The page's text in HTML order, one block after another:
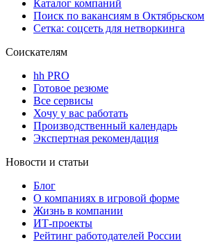
Каталог компаний
Поиск по вакансиям в Октябрьском
Сетка: соцсеть для нетворкинга
Соискателям
hh PRO
Готовое резюме
Все сервисы
Хочу у вас работать
Производственный календарь
Экспертная рекомендация
Новости и статьи
Блог
О компаниях в игровой форме
Жизнь в компании
ИТ-проекты
Рейтинг работодателей России